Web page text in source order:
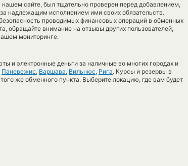
сайте, был тщательно проверен перед добавлением,
надлежащим исполнением ими своих обязательств.
проводимых финансовых операций в обменных
обращайте внимание на отзывы других пользователей,
мониторинге.
и электронные деньги за наличные во многих городах и
Паневежис, Варшава, Вильнюс, Рига. Курсы и резервы в
же обменного пункта. Выберите локацию, где вам будет